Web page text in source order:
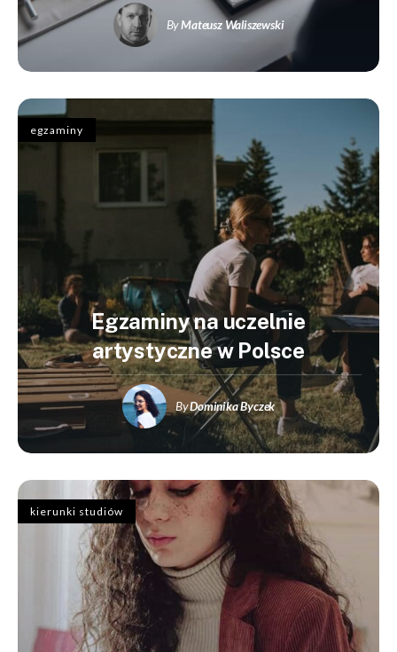
ByMateusz Waliszewski
egzaminy
Egzaminy na uczelnie
artystyczne w Polsce
ByDominika Byczek
kierunki studiów